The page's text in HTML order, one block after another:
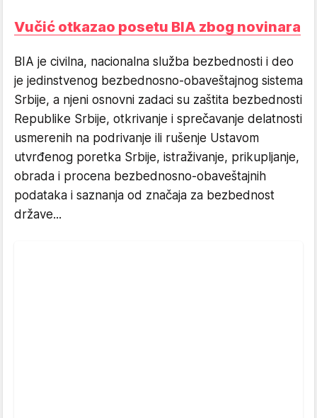
Vučić otkazao posetu BIA zbog novinara
BIA je civilna, nacionalna služba bezbednosti i deo
je jedinstvenog bezbednosno-obaveštajnog sistema
Srbije, a njeni osnovni zadaci su zaštita bezbednosti
Republike Srbije, otkrivanje i sprečavanje delatnosti
usmerenih na podrivanje ili rušenje Ustavom
utvrđenog poretka Srbije, istraživanje, prikuplјanje,
obrada i procena bezbednosno-obaveštajnih
podataka i saznanja od značaja za bezbednost
države...